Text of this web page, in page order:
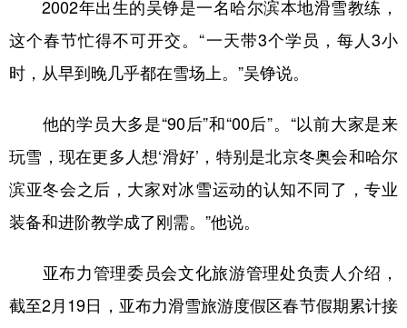
English Español Français عربى
Русский язык 日本語 한국어
Deutsch Português
2002年出生的吴铮是一名哈尔滨本地滑雪教练，
这个春节忙得不可开交。“一天带3个学员，每人3小
时，从早到晚几乎都在雪场上。”吴铮说。
他的学员大多是“90后”和“00后”。“以前大家是来
玩雪，现在更多人想‘滑好’，特别是北京冬奥会和哈尔
滨亚冬会之后，大家对冰雪运动的认知不同了，专业
装备和进阶教学成了刚需。”他说。
亚布力管理委员会文化旅游管理处负责人介绍，
截至2月19日，亚布力滑雪旅游度假区春节假期累计接